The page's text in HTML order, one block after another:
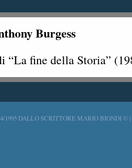
Burgess
“La fine della Storia”
1995 DALLO SCRITTORE MARIO BIONDI ©